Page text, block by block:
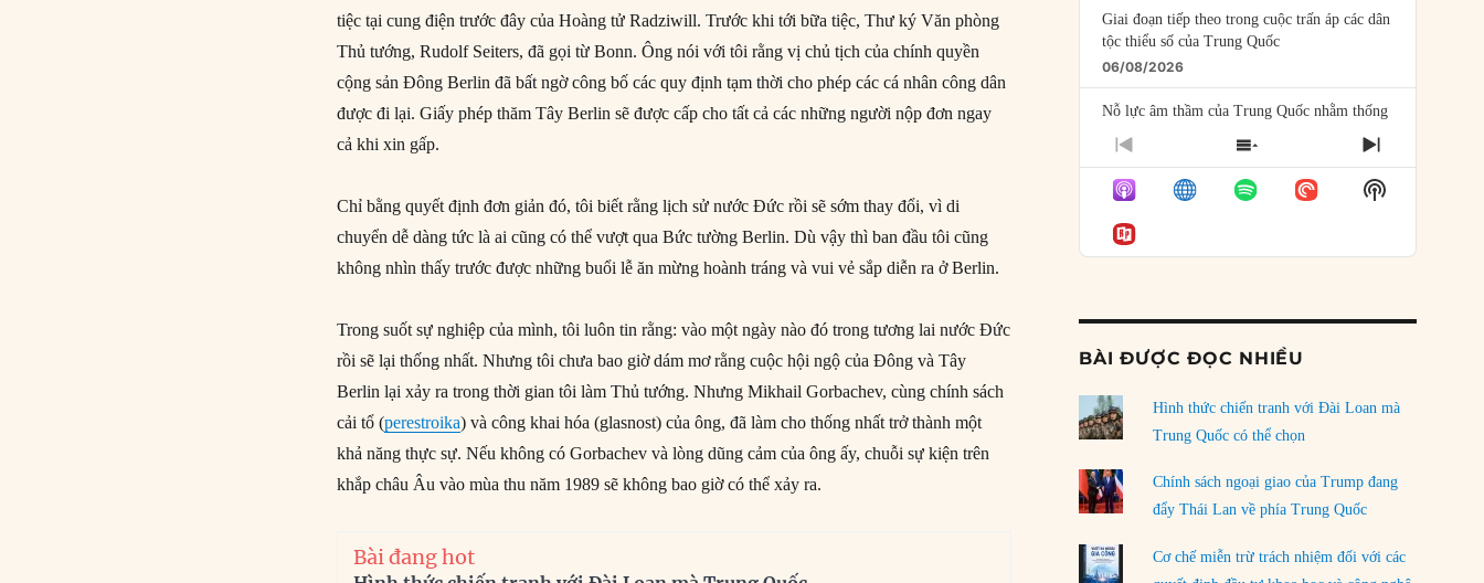
tiệc tại cung điện trước đây của Hoàng tử Radziwill. Trước khi tới bữa tiệc, Thư ký Văn phòng
Thủ tướng, Rudolf Seiters, đã gọi từ Bonn. Ông nói với tôi rằng vị chủ tịch của chính quyền
cộng sản Đông Berlin đã bất ngờ công bố các quy định tạm thời cho phép các cá nhân công dân
được đi lại. Giấy phép thăm Tây Berlin sẽ được cấp cho tất cả các những người nộp đơn ngay
cả khi xin gấp.
Chỉ bằng quyết định đơn giản đó, tôi biết rằng lịch sử nước Đức rồi sẽ sớm thay đổi, vì di
chuyển dễ dàng tức là ai cũng có thể vượt qua Bức tường Berlin. Dù vậy thì ban đầu tôi cũng
không nhìn thấy trước được những buổi lễ ăn mừng hoành tráng và vui vẻ sắp diễn ra ở Berlin.
Trong suốt sự nghiệp của mình, tôi luôn tin rằng: vào một ngày nào đó trong tương lai nước Đức
rồi sẽ lại thống nhất. Nhưng tôi chưa bao giờ dám mơ rằng cuộc hội ngộ của Đông và Tây
Berlin lại xảy ra trong thời gian tôi làm Thủ tướng. Nhưng Mikhail Gorbachev, cùng chính sách
cải tổ (perestroika) và công khai hóa (glasnost) của ông, đã làm cho thống nhất trở thành một
khả năng thực sự. Nếu không có Gorbachev và lòng dũng cảm của ông ấy, chuỗi sự kiện trên
khắp châu Âu vào mùa thu năm 1989 sẽ không bao giờ có thể xảy ra.
Bài đang hot
Giai đoạn tiếp theo trong cuộc trấn áp các dân
tộc thiểu số của Trung Quốc
06/08/2026
Nỗ lực âm thầm của Trung Quốc nhằm thống
trị khu vực Mỹ Latinh
Nợ cho kẻ mộng mơ: Vốn vay chính sách và
giới hạn của việc cho startup vay vốn
05/08/2026
của phe cánh hữu mới
Ngoại trưởng Nhật Bản?
04/08/2026
Điểm mù chiến lược của Trump tại Thái Bình
Dương
Đặt cược vào thất bại: Các quỹ đầu tư mạo
PREVIOUS
EPISODE
SHOW
EPISODES
LIST
NEXT
EPISODE
Show
Podcast
BÀI ĐƯỢC ĐỌC NHIỀU
Hình thức chiến tranh với Đài Loan mà
Trung Quốc có thể chọn
Chính sách ngoại giao của Trump đang
đẩy Thái Lan về phía Trung Quốc
Cơ chế miễn trừ trách nhiệm đối với các